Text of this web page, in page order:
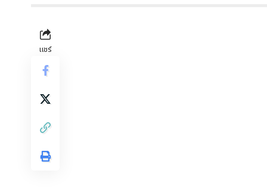
แชร์